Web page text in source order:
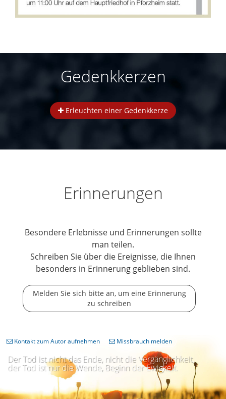
Gedenkkerzen
Erleuchten einer Gedenkkerze
Erinnerungen
Besondere Erlebnisse und Erinnerungen sollte
man teilen.
Schreiben Sie über die Ereignisse, die Ihnen
besonders in Erinnerung geblieben sind.
Melden Sie sich bitte an, um eine Erinnerung
zu schreiben
Der Tod ist nicht das Ende, nicht die Vergänglichkeit,
der Tod ist nur die Wende, Beginn der Ewigkeit.
Kontakt zum Autor aufnehmen Missbrauch melden